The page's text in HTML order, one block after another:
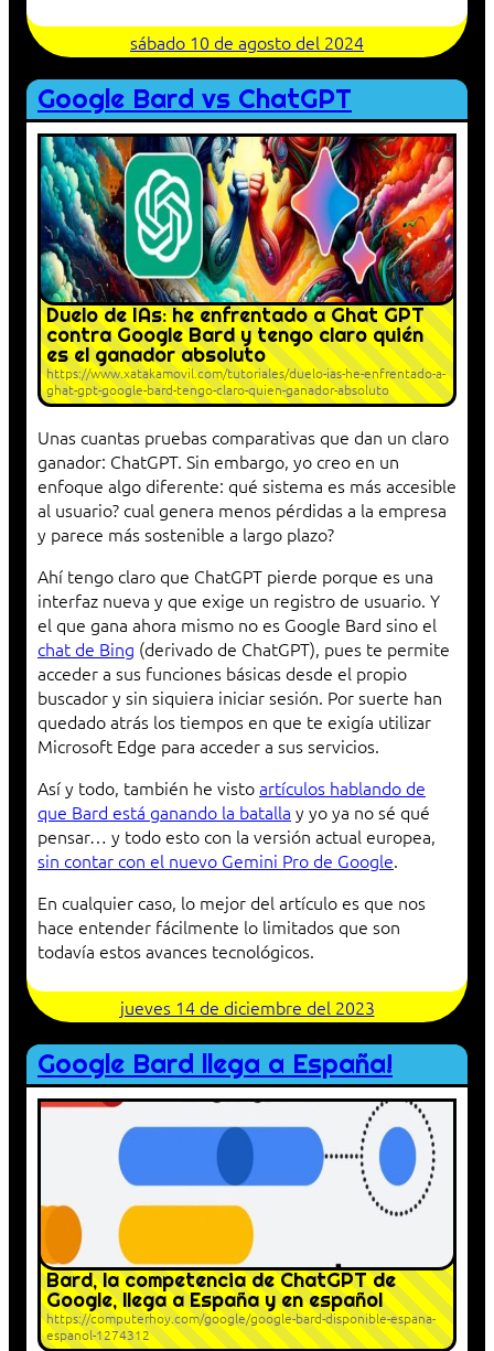
sábado 10 de agosto del 2024
Google Bard vs ChatGPT
Duelo de IAs: he enfrentado a Ghat GPT
contra Google Bard y tengo claro quién
es el ganador absoluto
https://www.xatakamovil.com/tutoriales/duelo-ias-he-enfrentado-a-
ghat-gpt-google-bard-tengo-claro-quien-ganador-absoluto
Unas cuantas pruebas comparativas que dan un claro
ganador: ChatGPT. Sin embargo, yo creo en un
enfoque algo diferente: qué sistema es más accesible
al usuario? cual genera menos pérdidas a la empresa
y parece más sostenible a largo plazo?
Ahí tengo claro que ChatGPT pierde porque es una
interfaz nueva y que exige un registro de usuario. Y
el que gana ahora mismo no es Google Bard sino el
chat de Bing (derivado de ChatGPT), pues te permite
acceder a sus funciones básicas desde el propio
buscador y sin siquiera iniciar sesión. Por suerte han
quedado atrás los tiempos en que te exigía utilizar
Microsoft Edge para acceder a sus servicios.
Así y todo, también he vistoartículos hablando de
que Bard está ganando la batalla y yo ya no sé qué
pensar… y todo esto con la versión actual europea,
sin contar con el nuevo Gemini Pro de Google.
En cualquier caso, lo mejor del artículo es que nos
hace entender fácilmente lo limitados que son
todavía estos avances tecnológicos.
jueves 14 de diciembre del 2023
Google Bard llega a España!
Bard, la competencia de ChatGPT de
Google, llega a España y en español
https://computerhoy.com/google/google-bard-disponible-espana-
espanol-1274312